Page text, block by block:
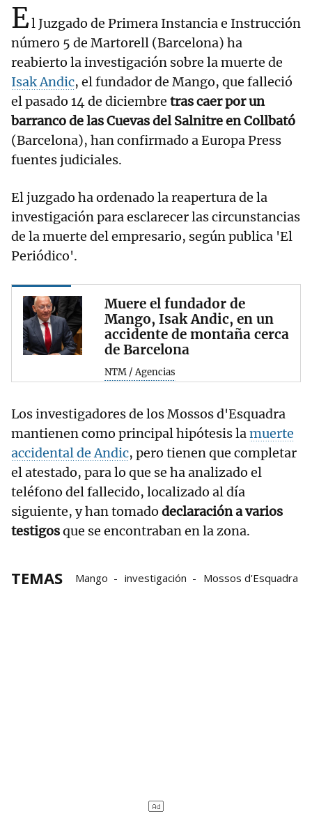
El Juzgado de Primera Instancia e Instrucción
número 5 de Martorell (Barcelona) ha
reabierto la investigación sobre la muerte de
Isak Andic, el fundador de Mango, que falleció
el pasado 14 de diciembre tras caer por un
barranco de las Cuevas del Salnitre en Collbató
(Barcelona), han confirmado a Europa Press
fuentes judiciales.
El juzgado ha ordenado la reapertura de la
investigación para esclarecer las circunstancias
de la muerte del empresario, según publica 'El
Periódico'.
Muere el fundador de
Mango, Isak Andic, en un
accidente de montaña cerca
de Barcelona
NTM / Agencias
Los investigadores de los Mossos d'Esquadra
mantienen como principal hipótesis lamuerte
accidental de Andic, pero tienen que completar
el atestado, para lo que se ha analizado el
teléfono del fallecido, localizado al día
siguiente, y han tomado declaración a varios
testigosque se encontraban en la zona.
TEMAS Mango investigación Mossos d'Esquadra